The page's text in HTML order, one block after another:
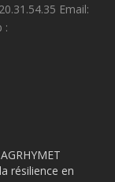
Email:
:
résilience en